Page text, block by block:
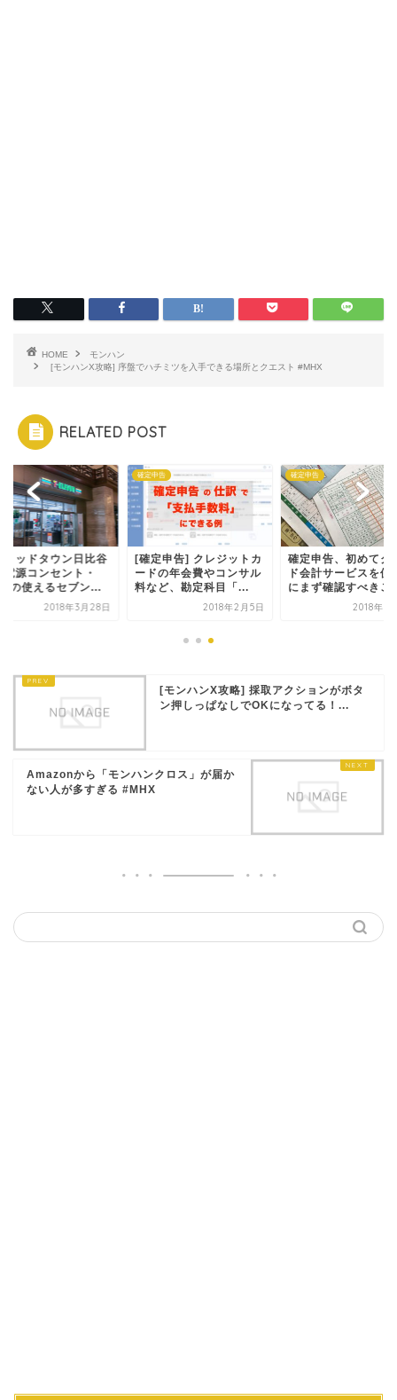
HOME
モンハン
[モンハンX攻略] 序盤でハチミツを入手できる場所とクエスト #MHX
RELATED POST
ミッドタウン日比谷
電源コンセント・
の使えるセブン...
2018年3月28日
確定申告
[確定申告] クレジットカ
ードの年会費やコンサル
料など、勘定科目「...
2018年2月5日
確定申告
確定申告、初めてク
ド会計サービスを使
にまず確認すべきこ
2018年1
[モンハンX攻略] 採取アクションがボタ
ン押しっぱなしでOKになってる！...
Amazonから「モンハンクロス」が届か
ない人が多すぎる #MHX